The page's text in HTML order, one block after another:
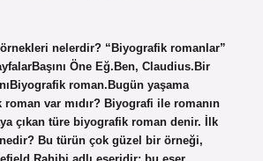
nelerdir? “Biyografik romanlar”
Öne Eğ.Ben, Claudius.Bir
roman.Bugün yaşama
var mıdır? Biyografi ile romanın
çıkan türe biyografik roman denir. İlk
Bu türün çok güzel bir örneği,